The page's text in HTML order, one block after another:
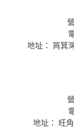
地址： 筲箕
地址： 旺